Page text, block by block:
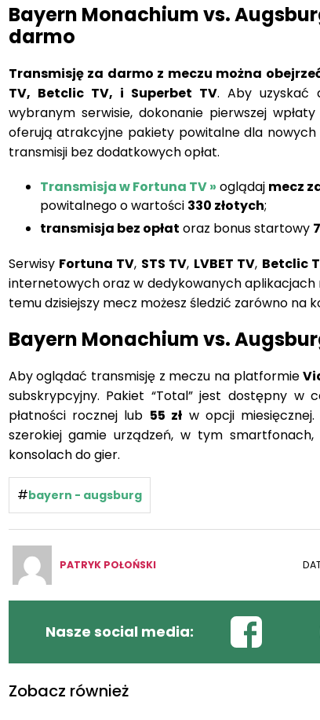
Bayern Monachium vs.
darmo
Transmisję za darmo z meczu można
TV, Betclic TV, i Superbet TV. Aby uzyskać
wybranym serwisie, dokonanie pierwszej
oferują atrakcyjne pakiety powitalne dla
transmisji bez dodatkowych opłat.
Transmisja w Fortuna TV » oglądaj mecz
powitalnego o wartości 330 złotych;
transmisja bez opłat oraz bonus startowy
Serwisy Fortuna TV, STS TV, LVBET TV, Betclic
internetowych oraz w dedykowanych
temu dzisiejszy mecz możesz śledzić zarówno na
Bayern Monachium vs.
Aby oglądać transmisję z meczu na platformie
subskrypcyjny. Pakiet “Total” jest dostępny w
płatności rocznej lub 55 zł w opcji
szerokiej gamie urządzeń, w tym
konsolach do gier.
#bayern - augsburg
PATRYK POŁOŃSKI
Nasze social media:
Zobacz również